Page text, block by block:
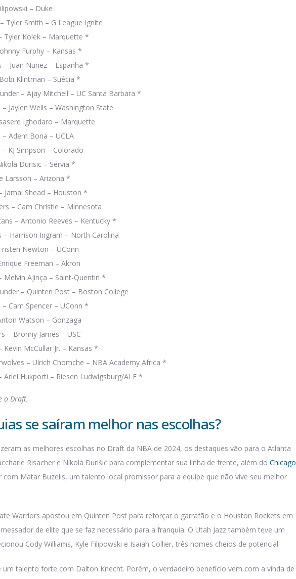
– Duke
Tyler Smith – G League Ignite
Tyler Kolek – Marquette *
Furphy – Kansas *
– Juan Nuñez – Espanha *
Klintman – Suécia *
– Ajay Mitchell – UC Santa Barbara *
Jaylen Wells – Washington State
Ighodaro – Marquette
– Adem Bona – UCLA
KJ Simpson – Colorado
Durisic – Sérvia *
Larsson – Arizona *
Jamal Shead – Houston *
– Cam Christie – Minnesota
– Antonio Reeves – Kentucky *
– Harrison Ingram – North Carolina
Newton – UConn
Freeman – Akron
Melvin Ajinça – Saint-Quentin *
– Quinten Post – Boston College
– Cam Spencer – UConn *
Watson – Gonzaga
– Bronny James – USC
Kevin McCullar Jr. – Kansas *
– Ulrich Chomche – NBA Academy Africa *
Ariel Hukporti – Riesen Ludwigsburg/ALE *
o Draft.
se saíram melhor nas escolhas?
as melhores escolhas no Draft da NBA de 2024, os destaques vão para o Atlanta
Risacher e Nikola Đurišić para complementar sua linha de frente, além do Chicago
com Matar Buzelis, um talento local promissor para a equipe que não vive seu melhor
Warriors apostou em Quinten Post para reforçar o garrafão e o Houston Rockets em
de elite que se faz necessário para a franquia. O Utah Jazz também teve um
Cody Williams, Kyle Filipowski e Isaiah Collier, três nomes cheios de potencial.
um talento forte com Dalton Knecht. Porém, o verdadeiro benefício vem com a vinda de